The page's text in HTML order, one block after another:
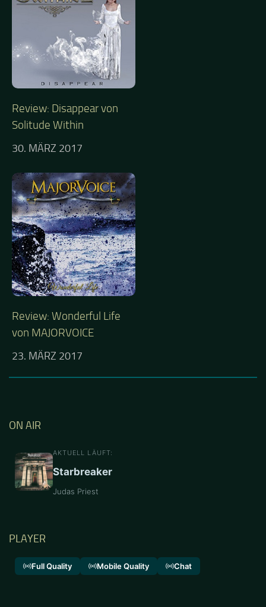
Review: Disappear von
Solitude Within
30. MÄRZ 2017
Review: Wonderful Life
von MAJORVOICE
23. MÄRZ 2017
ON AIR
AKTUELL LÄUFT:
Starbreaker
Judas Priest
PLAYER
Full Quality Mobile Quality Chat